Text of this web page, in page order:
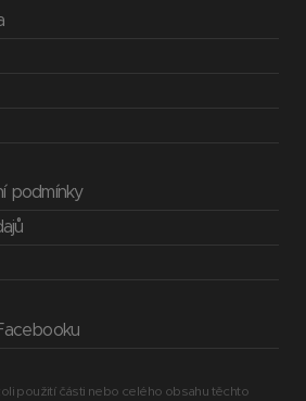
podmínky
použití části nebo celého obsahu těchto